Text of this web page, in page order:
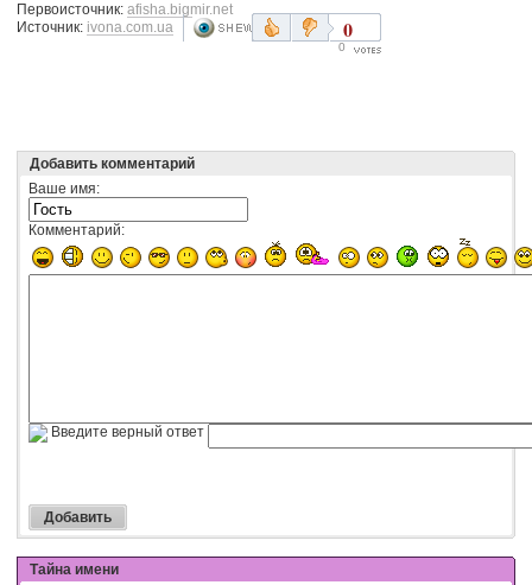
Первоисточник: afisha.bigmir.net
Источник: ivona.com.ua 0
0
Добавить комментарий
Ваше имя:
Комментарий:
Введите верный ответ
Тайна имени